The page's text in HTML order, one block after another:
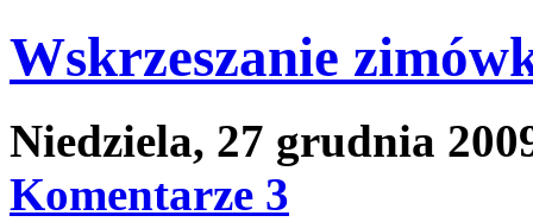
Wskrzeszanie
Niedziela, 27 grudnia
Komentarze 3